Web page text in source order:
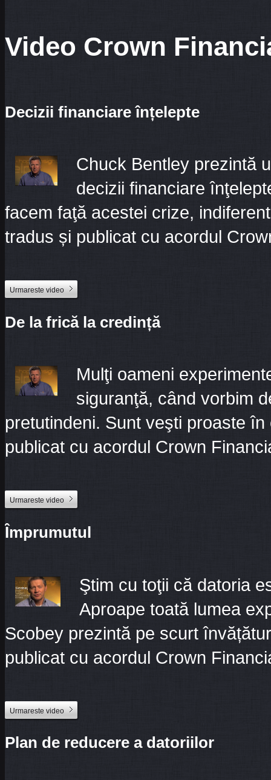
Video Crown
Decizii financiare înțelepte
Chuck Bentley prezintă
decizii financiare
facem faţă acestei crize,
tradus și publicat cu acordul
Urmareste video
De la frică la credință
Mulţi oameni
siguranţă, când vorbim
pretutindeni. Sunt veşti proaste
publicat cu acordul Crown
Urmareste video
Împrumutul
Ştim cu toţii că datoria
Aproape toată lumea
Scobey prezintă pe scurt
publicat cu acordul Crown
Urmareste video
Plan de reducere a datoriilor